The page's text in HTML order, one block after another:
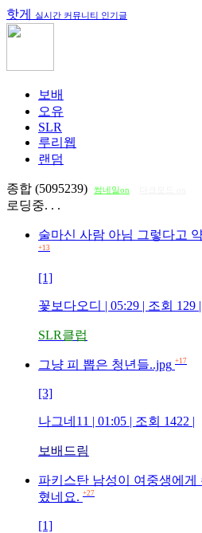
핫게 실시간 커뮤니티 인기글
보배
오유
SLR
루리웹
랜덤
종합 (5095239) 썸네일on
로딩중. . .
술마신 사람 아님 그렇다고
+13
[1]
꽃보다오디 | 05:29 | 조회 129 |
SLR클럽
그냥 피 뽑은 청년들..jpg +17
[3]
나그네11 | 01:05 | 조회 1422 |
보배드림
파키스탄 남성이 여중생에
혔네요. +27
[1]